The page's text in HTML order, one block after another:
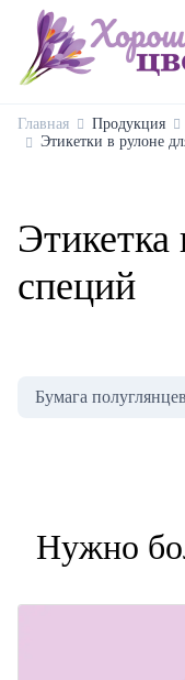
Главная Продукция
Этикетки в рулоне
Этикетка
специй
Бумага
Нужно